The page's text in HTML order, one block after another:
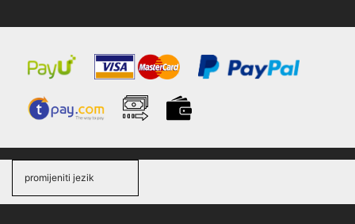
promijeniti jezik